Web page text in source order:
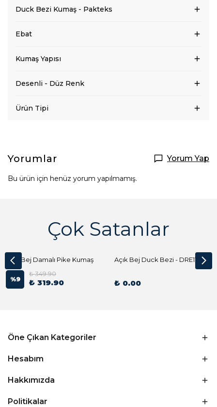
Duck Bezi Kumaş - Pakteks
Ebat
Kumaş Yapısı
Desenli - Düz Renk
Ürün Tipi
Yorumlar Yorum Yap
Bu ürün için henüz yorum yapılmamış.
Çok Satanlar
Açık Bej Damalı Pike Kumaş
%9
₺ 349.90
₺ 319.90
Açık Bej Duck Bezi - DRE1144 Kumaş Peçete
₺ 0.00
Öne Çıkan Kategoriler
Hesabım
Hakkımızda
Politikalar